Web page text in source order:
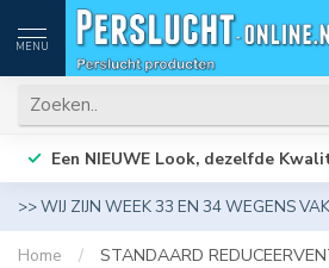
MENU
Een NIEUWE Look, dezelfde
>> WIJ ZIJN WEEK 33 EN 34 WEGENS
Home / STANDAARD